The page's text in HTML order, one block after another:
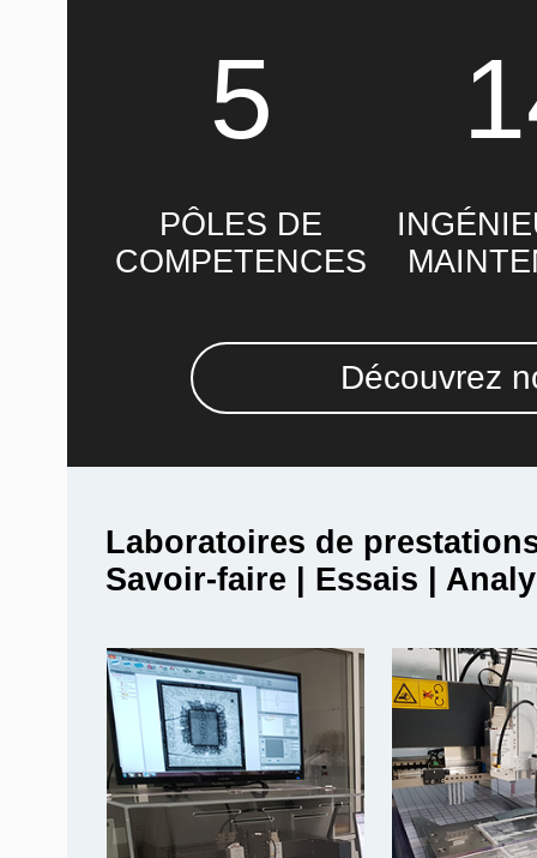
Découvrez
5
PÔLES DE
COMPETENCES
Laboratoires de
Savoir-faire | Essais |